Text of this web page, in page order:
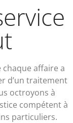
affaire a
d’un traitement
octroyons à
compétent à
particuliers.